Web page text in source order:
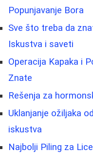
Popunjavanje Bora
Sve što treba da
Iskustva i saveti
Operacija Kapaka i
Znate
Rešenja za
Uklanjanje ožiljaka
iskustva
Najbolji Piling za